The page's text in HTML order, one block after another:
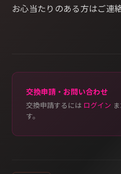
お心当たりのある方はご連
交換申請・お問い合わせ
交換申請するには ログイン
す。